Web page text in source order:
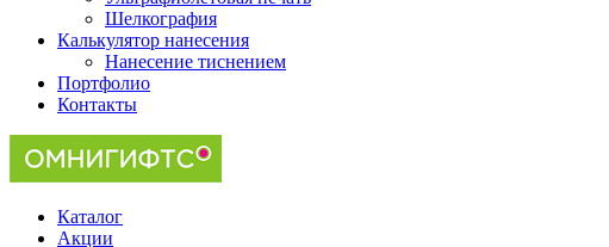
Шелкография
Калькулятор нанесения
Нанесение тиснением
Портфолио
Контакты
Каталог
Акции